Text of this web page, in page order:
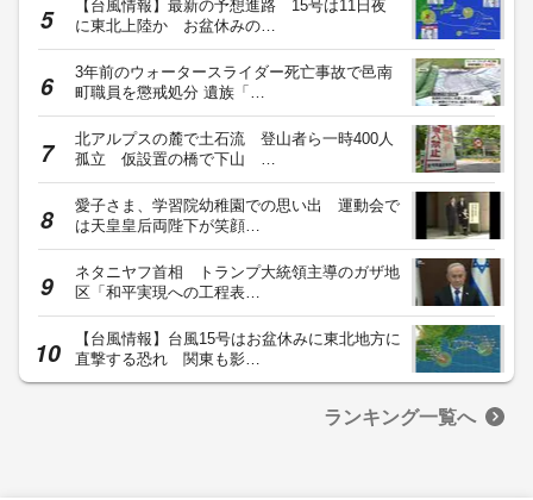
【台風情報】最新の予想進路 15号は11日夜
に東北上陸か お盆休みの…
3年前のウォータースライダー死亡事故で邑南
町職員を懲戒処分 遺族「…
北アルプスの麓で土石流 登山者ら一時400人
孤立 仮設置の橋で下山 …
愛子さま、学習院幼稚園での思い出 運動会で
は天皇皇后両陛下が笑顔…
ネタニヤフ首相 トランプ大統領主導のガザ地
区「和平実現への工程表…
【台風情報】台風15号はお盆休みに東北地方に
直撃する恐れ 関東も影…
ランキング一覧へ